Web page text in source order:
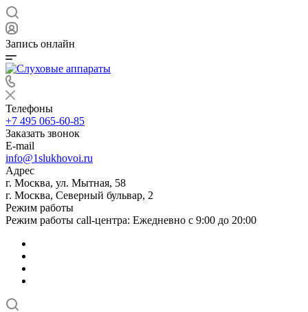
Запись онлайн
Телефоны
+7 495 065-60-85
Заказать звонок
E-mail
info@1slukhovoi.ru
Адрес
г. Москва, ул. Мытная, 58
г. Москва, Северный бульвар, 2
Режим работы
Режим работы call-центра: Ежедневно с 9:00 до 20:00